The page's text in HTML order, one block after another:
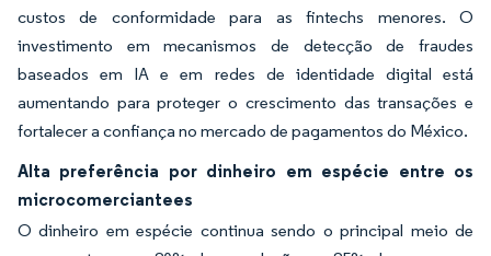
custos de conformidade para as fintechs menores. O
investimento em mecanismos de detecção de fraudes
baseados em IA e em redes de identidade digital está
aumentando para proteger o crescimento das transações e
fortalecer a confiança no mercado de pagamentos do México.
Alta preferência por dinheiro em espécie entre os
microcomerciantees
O dinheiro em espécie continua sendo o principal meio de